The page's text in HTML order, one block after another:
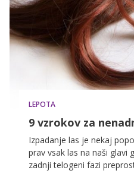
LEPOTA
9 vzrokov za
Izpadanje las je nekaj
prav vsak las na naši glavi
zadnji telogeni fazi